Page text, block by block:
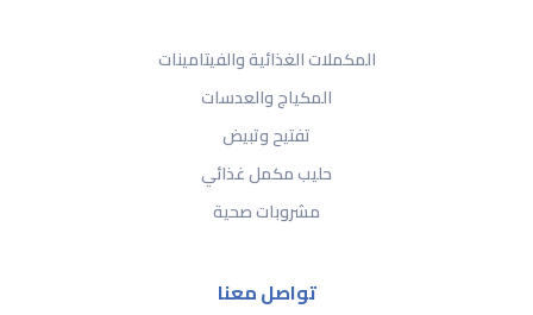
المكملات الغذائية والفيتامينات
المكياج والعدسات
تفتيح وتبيض
حليب مكمل غذائي
مشروبات صحية
تواصل معنا